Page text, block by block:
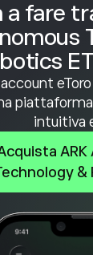
a fare
intuitiva
&